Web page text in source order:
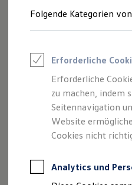
Junge
Leasing
Leasing-
Junge
Elektroauto
Kleinwagen-
Leasing ohne
Autokredit mit
Versicherungen und
Eine
Der Golf.
Folgende Kategorien
Erforderliche
Erforderliche
zu machen, indem
Seitennavigation
Website
Cookies nicht
Analytics und